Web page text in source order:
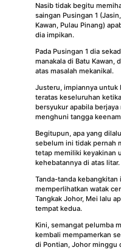
Nasib tidak begitu
saingan Pusingan 1
Kawan, Pulau Pinang)
dia impikan.
Pada Pusingan 1 dia
manakala di Batu Kawan,
atas masalah mekanikal.
Justeru, impiannya untuk
teratas keseluruhan
bersyukur apabila
menghuni tangga
Begitupun, apa yang
sebelum ini tidak pernah
tetap memiliki keyakinan
kehebatannya di atas litar.
Tanda-tanda
memperlihatkan watak
Tangkak Johor, Mei lalu
tempat kedua.
Kini, semangat pelumba
kembali mempamerkan
di Pontian, Johor minggu